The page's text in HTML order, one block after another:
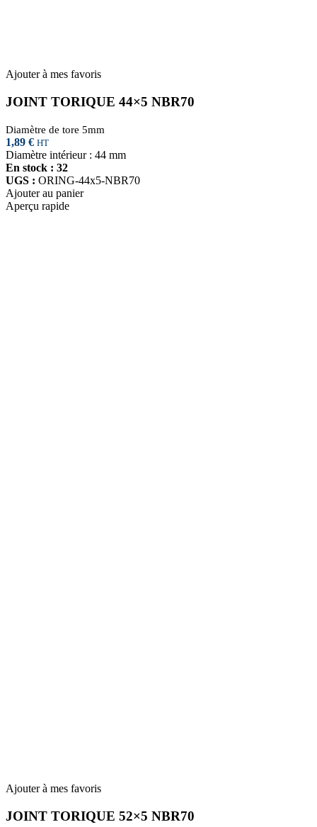
Ajouter à mes favoris
JOINT TORIQUE 44×5 NBR70
Diamètre de tore 5mm
1,89 € HT
Diamètre intérieur : 44 mm
En stock : 32
UGS : ORING-44x5-NBR70
Ajouter au panier
Aperçu rapide
Ajouter à mes favoris
JOINT TORIQUE 52×5 NBR70